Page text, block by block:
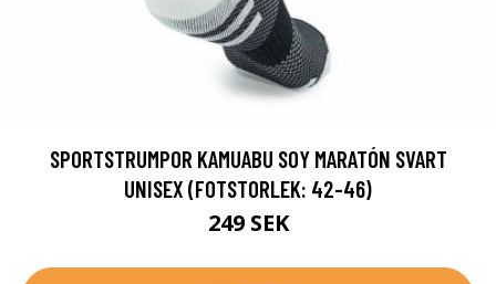
SPORTSTRUMPOR KAMUABU SOY MARATÓN SVART
UNISEX (FOTSTORLEK: 42-46)
249 SEK